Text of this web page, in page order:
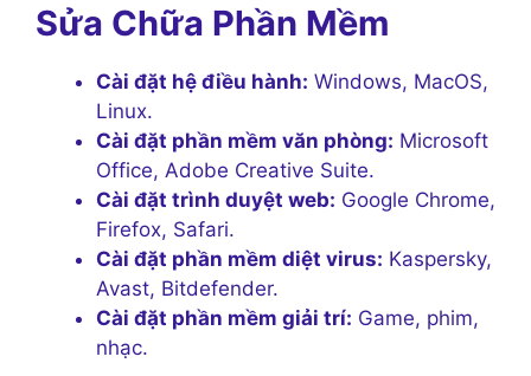
Sửa Chữa Phần Mềm
Cài đặt hệ điều hành: Windows, MacOS,
Linux.
Cài đặt phần mềm văn phòng: Microsoft
Office, Adobe Creative Suite.
Cài đặt trình duyệt web: Google Chrome,
Firefox, Safari.
Cài đặt phần mềm diệt virus: Kaspersky,
Avast, Bitdefender.
Cài đặt phần mềm giải trí: Game, phim,
nhạc.